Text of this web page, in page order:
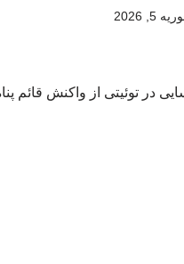
5, 2026
در توئیتی از واکنش قائم